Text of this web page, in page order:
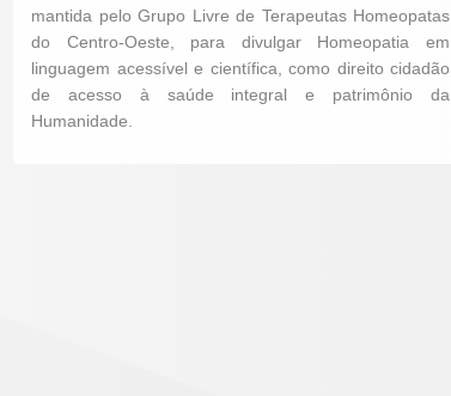
mantida pelo Grupo Livre de Terapeutas Homeopatas
do Centro-Oeste, para divulgar Homeopatia em
linguagem acessível e científica, como direito cidadão
de acesso à saúde integral e patrimônio da
Humanidade.